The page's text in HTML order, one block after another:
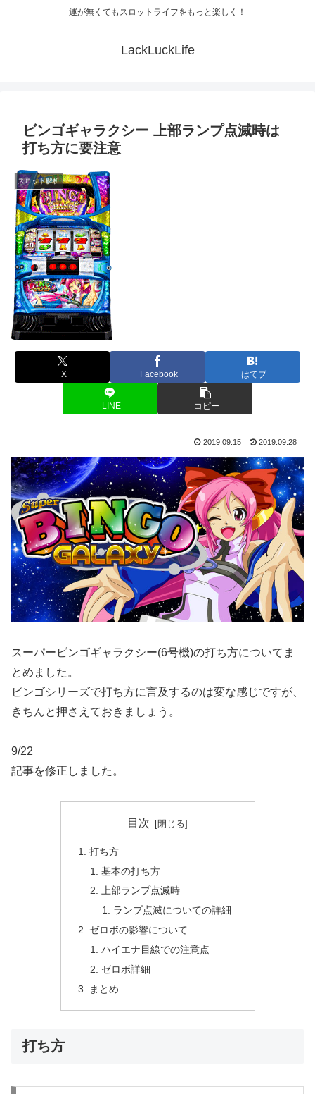
運が無くてもスロットライフをもっと楽しく！
LackLuckLife
ビンゴギャラクシー 上部ランプ点滅時は
打ち方に要注意
スロット解析
X Facebook はてブ
LINE コピー
2019.09.15 2019.09.28
スーパービンゴギャラクシー(6号機)の打ち方についてま
とめました。
ビンゴシリーズで打ち方に言及するのは変な感じですが、
きちんと押さえておきましょう。
9/22
記事を修正しました。
目次
打ち方
基本の打ち方
上部ランプ点滅時
ランプ点滅についての詳細
ゼロボの影響について
ハイエナ目線での注意点
ゼロボ詳細
まとめ
打ち方